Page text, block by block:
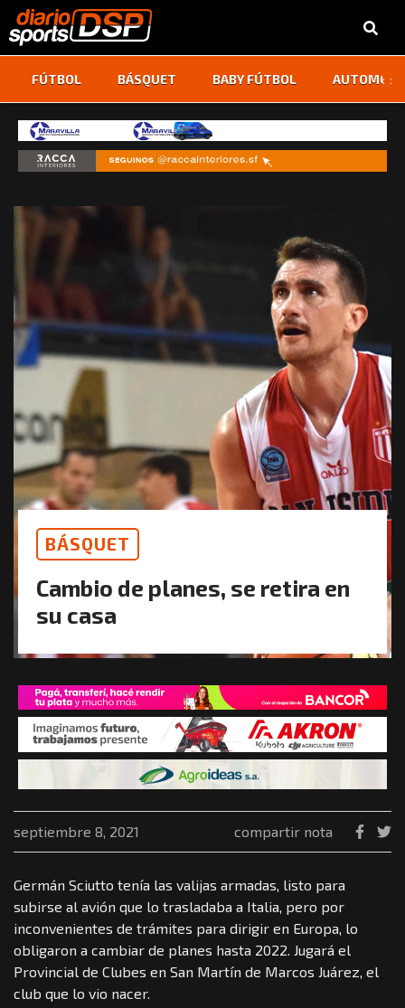
FÚTBOL BÁSQUET BABY FÚTBOL ‹ ›
BÁSQUET
Cambio de planes, se retira en
su casa
septiembre 8, 2021 compartir nota
Germán Sciutto tenía las valijas armadas, listo para
subirse al avión que lo trasladaba a Italia, pero por
inconvenientes de trámites para dirigir en Europa, lo
obligaron a cambiar de planes hasta 2022. Jugará el
Provincial de Clubes en San Martín de Marcos Juárez, el
club que lo vio nacer.